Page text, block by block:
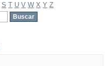
S T U V W X Y Z